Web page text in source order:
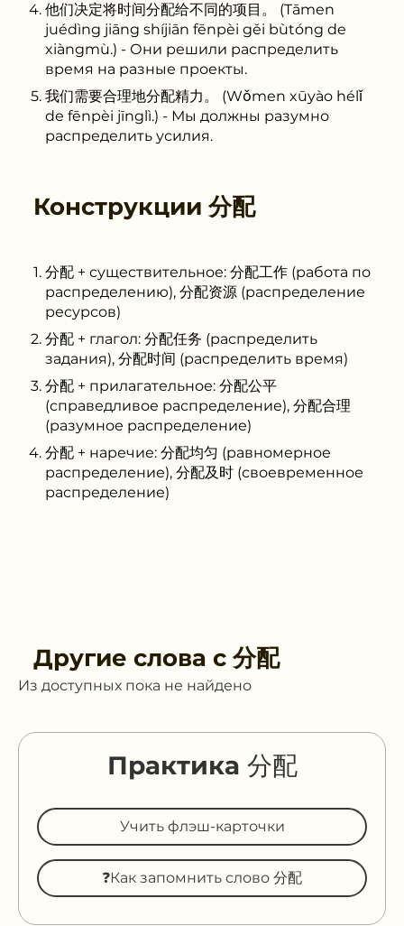
他们决定将时间分配给不同的项目。 (Tāmen
juédìng jiāng shíjiān fēnpèi gěi bùtóng de
xiàngmù.) - Они решили распределить
время на разные проекты.
我们需要合理地分配精力。 (Wǒmen xūyào hélǐ
de fēnpèi jīnglì.) - Мы должны разумно
распределить усилия.
Конструкции 分配
分配 + существительное: 分配工作 (работа по
распределению), 分配资源 (распределение
ресурсов)
分配 + глагол: 分配任务 (распределить
задания), 分配时间 (распределить время)
分配 + прилагательное: 分配公平
(справедливое распределение), 分配合理
(разумное распределение)
分配 + наречие: 分配均匀 (равномерное
распределение), 分配及时 (своевременное
распределение)
Другие слова с 分配
Из доступных пока не найдено
Практика 分配
Учить флэш-карточки
❓Как запомнить слово 分配